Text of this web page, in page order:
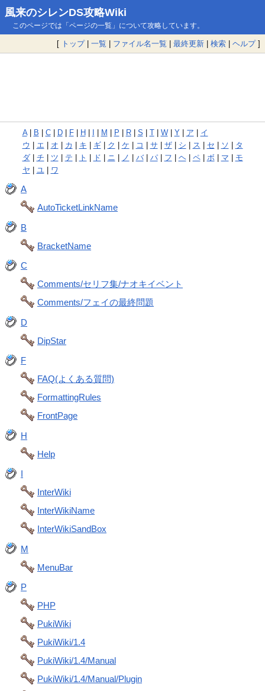
風来のシレンDS攻略Wiki
このページでは「ページの一覧」について攻略しています。
[ トップ| 一覧 | ファイル名一覧 | 最終更新 | 検索 | ヘルプ]
A| B C| D| F| H M P R| S T| W| Y| ア
イ
ウ
エ オ カ キ ギ| ク ケ コ サ| ザ| シ ス セ ソ
タ
ダ| チ ツ テ ト ド ニ ノ バ| パ| フ ヘ| ペ| ボ| マ
モ
ヤ
ユ| ワ
A
AutoTicketLinkName
B
BracketName
C
Comments/セリフ集/ナオキイベント
Comments/フェイの最終問題
D
DipStar
F
FAQ(よくある質問)
FormattingRules
FrontPage
H
Help
I
InterWiki
InterWikiName
InterWikiSandBox
M
MenuBar
P
PHP
PukiWiki
PukiWiki/1.4
PukiWiki/1.4/Manual
PukiWiki/1.4/Manual/Plugin